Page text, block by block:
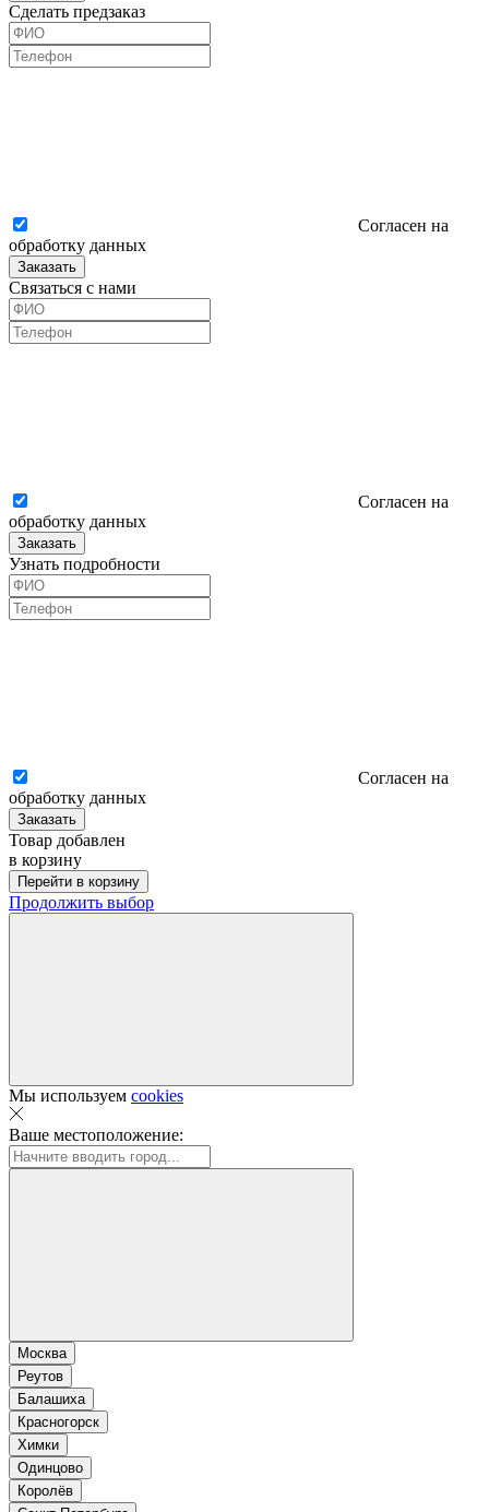
Сделать предзаказ
Согласен на
обработку данных
Заказать
Связаться с нами
Согласен на
обработку данных
Заказать
Узнать подробности
Согласен на
обработку данных
Заказать
Товар добавлен
в корзину
Перейти в корзину
Продолжить выбор
Мы используем cookies
Ваше местоположение:
Москва
Реутов
Балашиха
Красногорск
Химки
Одинцово
Королёв